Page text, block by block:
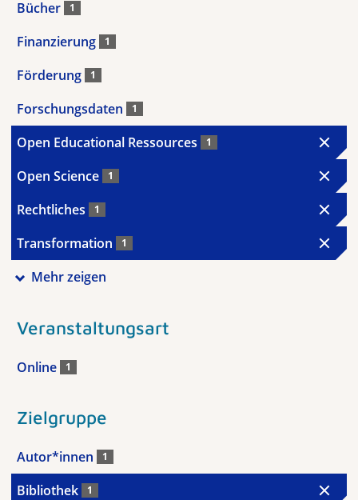
Bücher 1
Finanzierung 1
Förderung 1
Forschungsdaten 1
Open Educational Ressources 1
Open Science 1
Rechtliches 1
Transformation 1
Mehr zeigen
Veranstaltungsart
Online 1
Zielgruppe
Autor*innen 1
Bibliothek 1